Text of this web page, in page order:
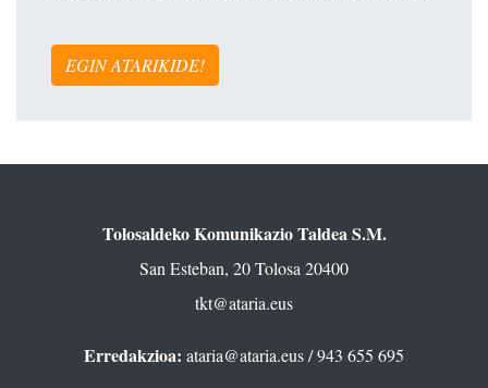
EGIN ATARIKIDE!
Tolosaldeko Komunikazio Taldea S.M.
San Esteban, 20 Tolosa 20400
tkt@ataria.eus
Erredakzioa: ataria@ataria.eus/ 943 655 695